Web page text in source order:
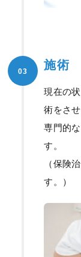
03 施術
現在の
術をさ
専門的
す。
（保険
す。）